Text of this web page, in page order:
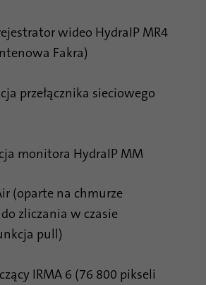
wideo HydraIP MR4
Fakra)
przełącznika sieciowego
monitora HydraIP MM
(oparte na chmurze
zliczania w czasie
pull)
IRMA 6 (76 800 pikseli